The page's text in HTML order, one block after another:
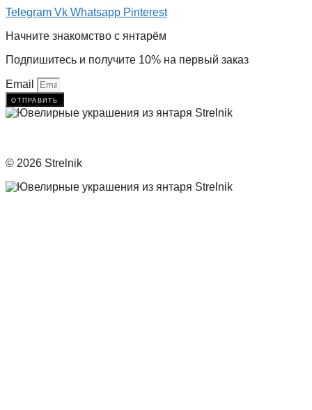
Telegram Vk Whatsapp Pinterest
Начните знакомство с янтарём
Подпишитесь и получите 10% на первый заказ
Email
отправить
© 2026 Strelnik